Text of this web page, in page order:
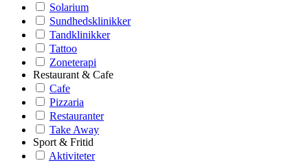
Solarium
Sundhedsklinikker
Tandklinikker
Tattoo
Zoneterapi
Restaurant & Cafe
Cafe
Pizzaria
Restauranter
Take Away
Sport & Fritid
Aktiviteter